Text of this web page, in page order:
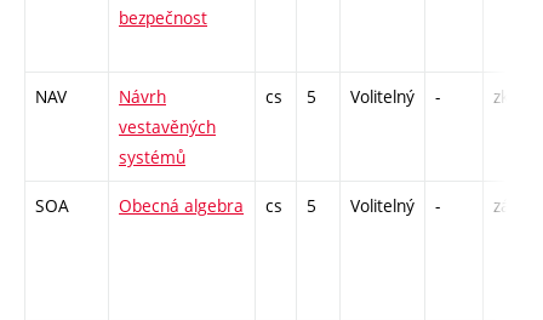
bezpečnost
NAV
Návrh
vestavěných
systémů
cs 5 Volitelný - zk
SOA Obecná algebra cs 5 Volitelný - zá,zk